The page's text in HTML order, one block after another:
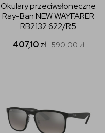
Okulary przeciwsłoneczne
Ray-Ban NEW WAYFARER
RB2132 622/R5
407,10zł 590,00zł